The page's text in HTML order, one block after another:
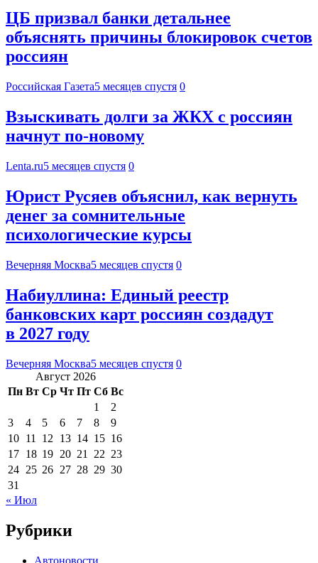
ЦБ призвал банки детальнее
объяснять причины блокировок счетов
россиян
Российская Газета5 месяцев спустя 0
Взыскивать долги за ЖКХ с россиян
начнут по-новому
Lenta.ru5 месяцев спустя 0
Юрист Русяев объяснил, как вернуть
денег за сомнительные
психологические курсы
Вечерняя Москва5 месяцев спустя 0
Набиуллина: Единый реестр
банковских карт россиян создадут
в 2027 году
Вечерняя Москва5 месяцев спустя 0
Август 2026
Пн Вт Ср Чт Пт Сб Вс
1
2
3
4 5 6 7 8
9
10 11 12 13 14 15 16
17 18 19 20 21 22 23
24 25 26 27 28 29 30
31
« Июл
Рубрики
Автоновости